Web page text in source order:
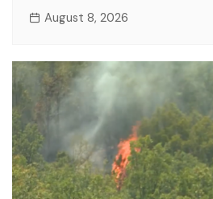
August 8, 2026